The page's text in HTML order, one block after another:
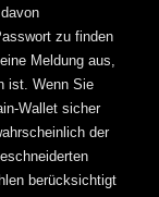
zu finden
Meldung aus,
ist. Wenn Sie
Wallet sicher
der
berücksichtigt